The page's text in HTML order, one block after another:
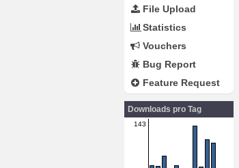
File Upload
Statistics
Vouchers
Bug Report
Feature Request
Downloads pro Tag
143